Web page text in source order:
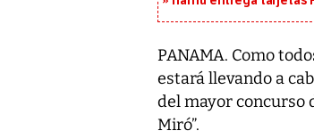
PANAMA. Como
estará llevando a
del mayor concurso
Miró”.